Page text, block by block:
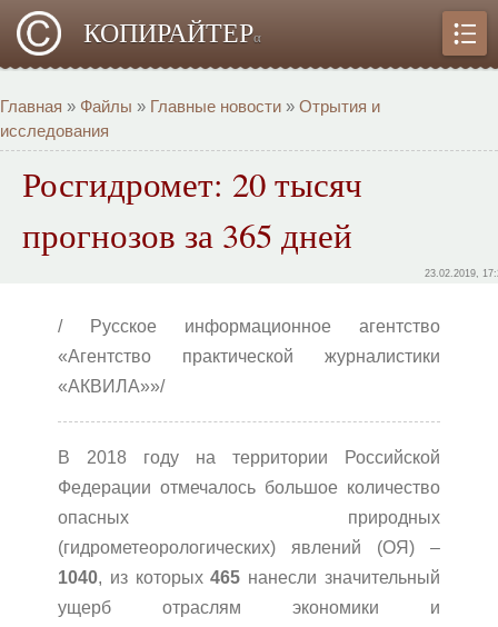
КОПИРАЙТЕРα
Главная » Файлы » Главные новости » Отрытия и
исследования
Росгидромет: 20 тысяч
прогнозов за 365 дней
23.02.2019,
/ Русское информационное агентство
«Агентство практической журналистики
«АКВИЛА»»/
В 2018 году на территории Российской
Федерации отмечалось большое количество
опасных природных
(гидрометеорологических) явлений (ОЯ) –
1040, из которых465 нанесли значительный
ущерб отраслям экономики и